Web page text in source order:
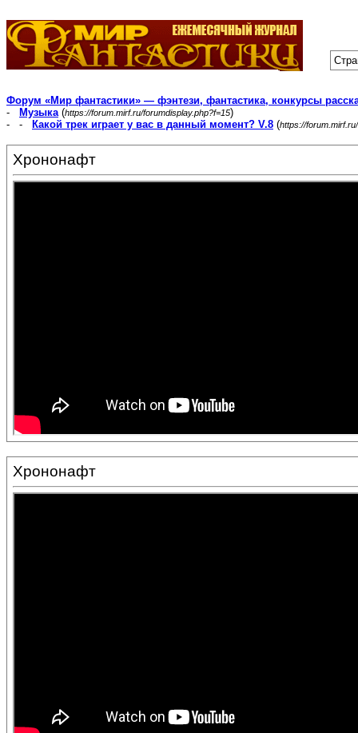
Форум «Мир фантастики» — фэнтези, фантастика, конкурсы
-
Музыка(https://forum.mirf.ru/forumdisplay.php?f=15)
- -
Какой трек играет у вас в данный момент? V.8 (https://
Хрононафт
Хрононафт